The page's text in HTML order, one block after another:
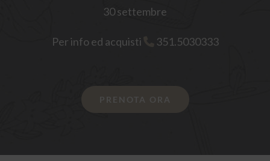
30 settembre
Per info ed acquisti 351.5030333
PRENOTA ORA